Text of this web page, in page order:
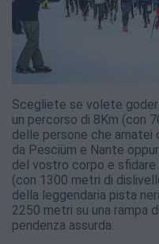
Scegliete se volete
un percorso di 8Km (con
delle persone che amatei
da Pesciüm e Nante
del vostro corpo e
(con 1300 metri di
della leggendaria pista
2250 metri su una rampa
pendenza assurda.